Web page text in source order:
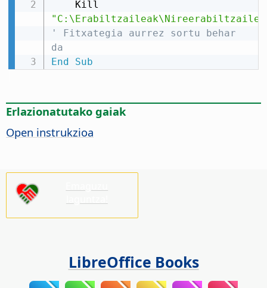
' Fitxategia aurrez sortu behar
da
End
Sub
Erlazionatutako gaiak
Open instrukzioa
LibreOffice Books